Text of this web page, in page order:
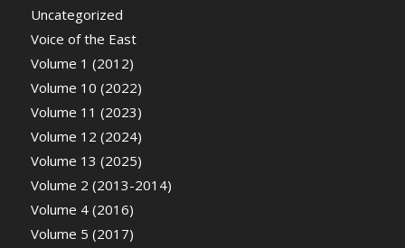
Uncategorized
Voice of the East
Volume 1 (2012)
Volume 10 (2022)
Volume 11 (2023)
Volume 12 (2024)
Volume 13 (2025)
Volume 2 (2013-2014)
Volume 4 (2016)
Volume 5 (2017)